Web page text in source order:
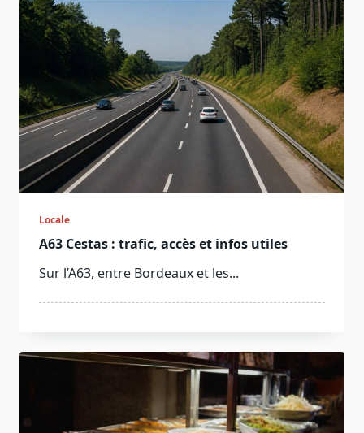
Locale
A63 Cestas : trafic, accès et infos utiles
Sur l’A63, entre Bordeaux et les...